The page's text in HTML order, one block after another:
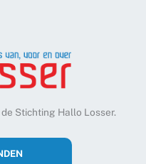
Stichting Hallo Losser.